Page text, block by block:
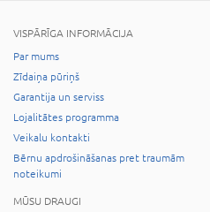
VISPĀRĪGA INFORMĀCIJA
Par mums
Zīdaiņa pūriņš
Garantija un serviss
Lojalitātes programma
Veikalu kontakti
Bērnu apdrošināšanas pret traumām
noteikumi
MŪSU DRAUGI